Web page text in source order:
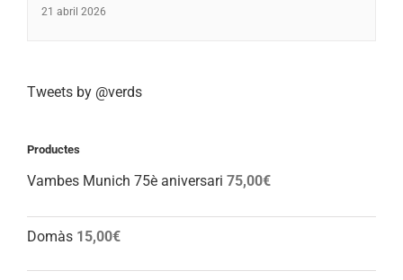
21 abril 2026
Tweets by @verds
Productes
Vambes Munich 75è aniversari 75,00€
Domàs 15,00€